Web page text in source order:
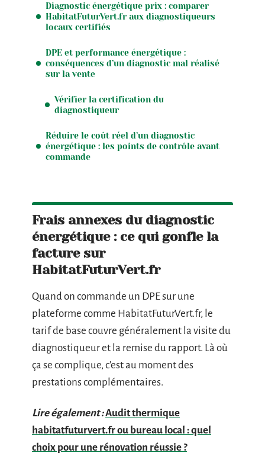
Diagnostic énergétique prix : comparer
HabitatFuturVert.fr aux diagnostiqueurs
locaux certifiés
DPE et performance énergétique :
conséquences d’un diagnostic mal réalisé
sur la vente
Vérifier la certification du
diagnostiqueur
Réduire le coût réel d’un diagnostic
énergétique : les points de contrôle avant
commande
Frais annexes du diagnostic
énergétique : ce qui gonfle la
facture sur
HabitatFuturVert.fr
Quand on commande un DPE sur une
plateforme comme HabitatFuturVert.fr, le
tarif de base couvre généralement la visite du
diagnostiqueur et la remise du rapport. Là où
ça se complique, c’est au moment des
prestations complémentaires.
Lire également :Audit thermique
habitatfuturvert.fr ou bureau local : quel
choix pour une rénovation réussie ?